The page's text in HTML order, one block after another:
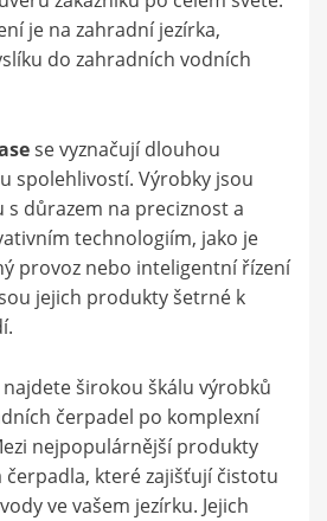
je na zahradní jezírka,
do zahradních vodních
se vyznačují dlouhou
spolehlivostí. Výrobky jsou
s důrazem na preciznost a
technologiím, jako je
provoz nebo inteligentní řízení
jejich produkty šetrné k
širokou škálu výrobků
čerpadel po komplexní
nejpopulárnější produkty
které zajišťují čistotu
ve vašem jezírku. Jejich